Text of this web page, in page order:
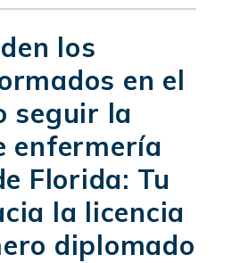
los
en el
seguir la
enfermería
Florida: Tu
la licencia
diplomado